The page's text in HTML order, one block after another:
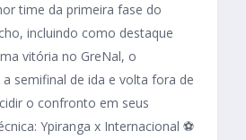
time da primeira fase do
incluindo como destaque
vitória no GreNal, o
semifinal de ida e volta fora de
o confronto em seus
Ypiranga x Internacional ⚽